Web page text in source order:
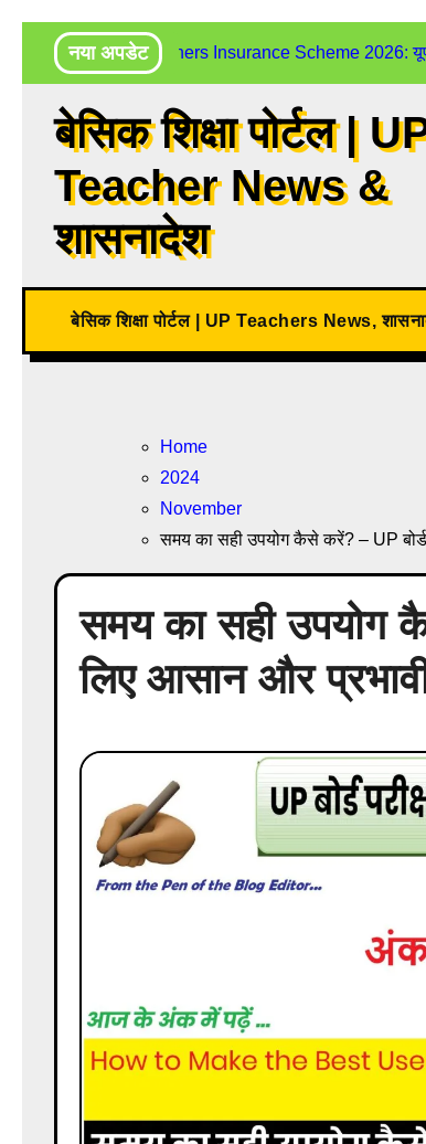
नया अपडेटUP Teachers Insurance Scheme 2026: यूपी
बेसिक शिक्षा पोर्टल |
Teacher News &
शासनादेश
बेसिक शिक्षा पोर्टल | UP Teachers News,
Home
2024
November
समय का सही उपयोग कैसे करें? – UP बोर्ड
समय का सही उपयोग
लिए आसान और